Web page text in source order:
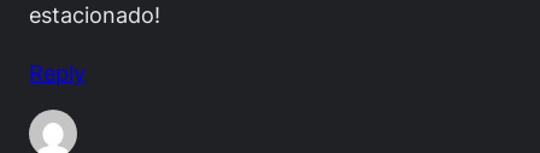
estacionado!
Reply